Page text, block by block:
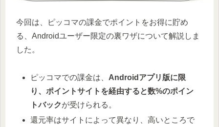
今回は、ピッコマの課金でポイントをお得に貯め
る、Androidユーザー限定の裏ワザについて解説しま
した。
ピッコマでの課金は、 Androidアプリ版に限
り、ポイントサイトを経由すると数%のポイン
トバックが受けられる。
還元率はサイトによって異なり、高いところで